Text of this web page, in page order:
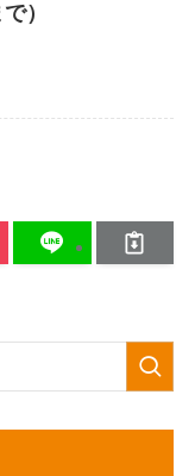
）